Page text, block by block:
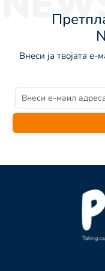
Внеси ја твојата е-